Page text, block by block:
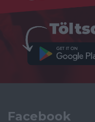
Facebook